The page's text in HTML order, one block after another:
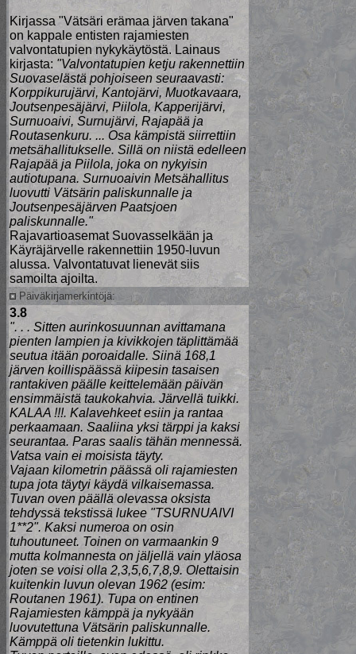
Kirjassa "Vätsäri erämaa järven takana"
on kappale entisten rajamiesten
valvontatupien nykykäytöstä. Lainaus
kirjasta: "Valvontatupien ketju rakennettiin
Suovaselästä pohjoiseen seuraavasti:
Korppikurujärvi, Kantojärvi, Muotkavaara,
Joutsenpesäjärvi, Piilola, Kapperijärvi,
Surnuoaivi, Surnujärvi, Rajapää ja
Routasenkuru. ... Osa kämpistä siirrettiin
metsähallitukselle. Sillä on niistä edelleen
Rajapää ja Piilola, joka on nykyisin
autiotupana. Surnuoaivin Metsähallitus
luovutti Vätsärin paliskunnalle ja
Joutsenpesäjärven Paatsjoen
paliskunnalle."
Rajavartioasemat Suovasselkään ja
Käyräjärvelle rakennettiin 1950-luvun
alussa. Valvontatuvat lienevät siis
samoilta ajoilta.
Päiväkirjamerkintöjä:
3.8
". . . Sitten aurinkosuunnan avittamana
pienten lampien ja kivikkojen täplittämää
seutua itään poroaidalle. Siinä 168,1
järven koillispäässä kiipesin tasaisen
rantakiven päälle keittelemään päivän
ensimmäistä taukokahvia. Järvellä tuikki.
KALAA !!!. Kalavehkeet esiin ja rantaa
perkaamaan. Saaliina yksi tärppi ja kaksi
seurantaa. Paras saalis tähän mennessä.
Vatsa vain ei moisista täyty.
Vajaan kilometrin päässä oli rajamiesten
tupa jota täytyi käydä vilkaisemassa.
Tuvan oven päällä olevassa oksista
tehdyssä tekstissä lukee "TSURNUAIVI
1**2". Kaksi numeroa on osin
tuhoutuneet. Toinen on varmaankin 9
mutta kolmannesta on jäljellä vain yläosa
joten se voisi olla 2,3,5,6,7,8,9. Olettaisin
kuitenkin luvun olevan 1962 (esim:
Routanen 1961). Tupa on entinen
Rajamiesten kämppä ja nykyään
luovutettuna Vätsärin paliskunnalle.
Kämppä oli tietenkin lukittu.